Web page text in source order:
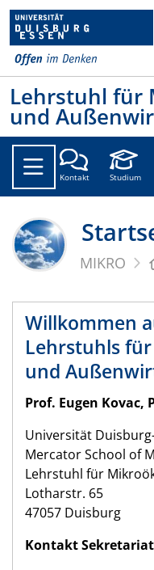
Lehrstuhl für
und
Kontakt Studium
MIKRO
Willkommen
Lehrstuhls
und
Prof. Eugen Kovac,
Universität
Mercator School of
Lehrstuhl für
Lotharstr. 65
47057 Duisburg
Kontakt Sekretariat